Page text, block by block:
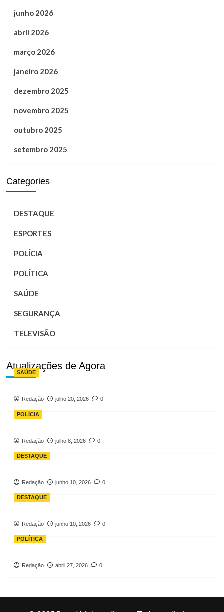
junho 2026
abril 2026
março 2026
janeiro 2026
dezembro 2025
novembro 2025
outubro 2025
setembro 2025
Categories
DESTAQUE
ESPORTES
POLÍCIA
POLÍTICA
SAÚDE
SEGURANÇA
TELEVISÃO
Atualizações de Agora
SAÚDE
Redação julho 20, 2026 0
POLÍCIA
Redação julho 8, 2026 0
DESTAQUE
Redação junho 10, 2026 0
DESTAQUE
Redação junho 10, 2026 0
POLÍTICA
Redação abril 27, 2026 0